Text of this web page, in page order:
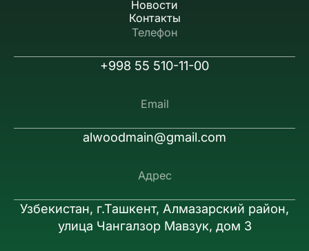
Новости
Контакты
Телефон
+998 55 510-11-00
Email
alwoodmain@gmail.com
Адрес
Узбекистан, г.Ташкент, Алмазарский район,
улица Чангалзор Мавзук, дом 3